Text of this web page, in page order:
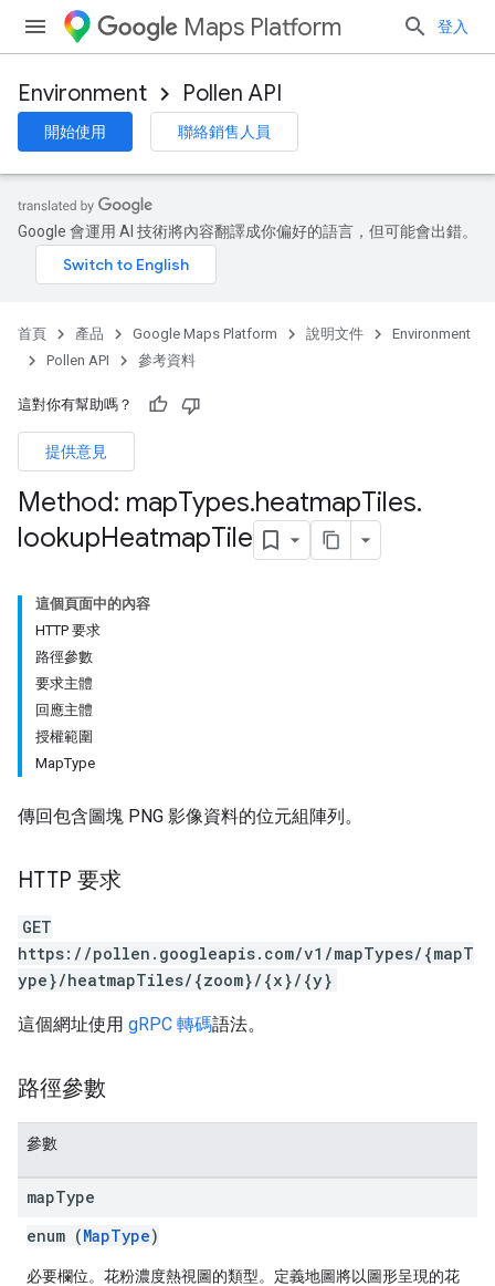
Maps Platform 登入
Environment Pollen API
開始使用 聯絡銷售人員
Google 會運用 AI 技術將內容翻譯成你偏好的語言，但可能會出錯。
首頁 產品 Google Maps Platform 說明文件
Environment
Pollen API
參考資料
這對你有幫助嗎？
提供意見
Method: mapTypes.heatmapTiles.
lookupHeatmapTile
這個頁面中的內容
HTTP 要求
路徑參數
要求主體
回應主體
授權範圍
MapType
傳回包含圖塊 PNG 影像資料的位元組陣列。
HTTP 要求
GET
https://pollen.googleapis.com/v1/mapTypes/{mapT
ype}/heatmapTiles/{zoom}/{x}/{y}
這個網址使用 gRPC 轉碼語法。
路徑參數
參數
mapType
enum (MapType)
必要欄位。花粉濃度熱視圖的類型。定義地圖將以圖形呈現的花